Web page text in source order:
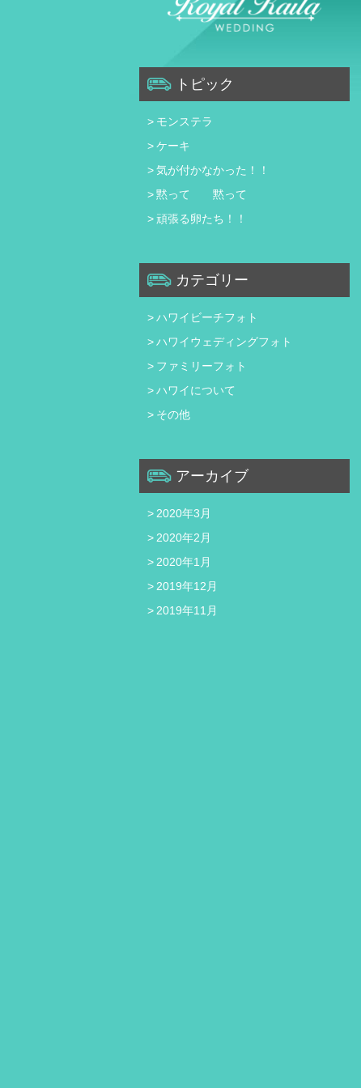
トピック
モンステラ
ケーキ
気が付かなかった！！
黙って 黙って
頑張る卵たち！！
カテゴリー
ハワイビーチフォト
ハワイウェディングフォト
ファミリーフォト
ハワイについて
その他
アーカイブ
2020年3月
2020年2月
2020年1月
2019年12月
2019年11月